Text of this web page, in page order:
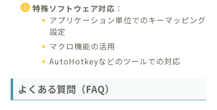
特殊ソフトウェア対応 ：
アプリケーション単位でのキーマッピング
設定
マクロ機能の活用
AutoHotkeyなどのツールでの対応
よくある質問（FAQ）